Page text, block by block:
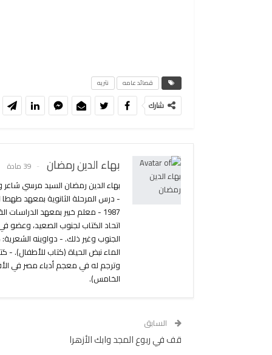
قصائد عامه نثريه
شارك
بهاء الدين رمضان 39 مادة
1987 - معلم خبير بمعهد
اتحاد الكتاب لجنوب الصعيد، وعضو
الماء نبض الحياة (كتاب للأطفال).
وترجم له في معجم أدباء مصر في
الخامس).
السابق
قف في ربوع المجد وابك الأزهرا